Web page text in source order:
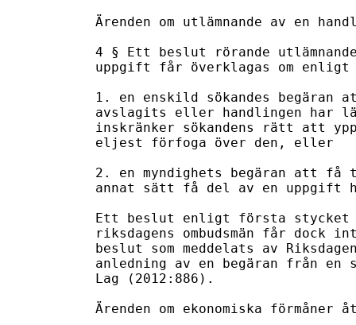
Ärenden om utlämnande av en
4 § Ett beslut rörande
uppgift får överklagas om enligt
1. en enskild sökandes begäran
avslagits eller handlingen har
inskränker sökandens rätt att
eljest förfoga över den, eller
2. en myndighets begäran att
annat sätt få del av en uppgift
Ett beslut enligt första stycket
riksdagens ombudsmän får dock
beslut som meddelats av
anledning av en begäran från
Lag (2012:886).
Ärenden om ekonomiska